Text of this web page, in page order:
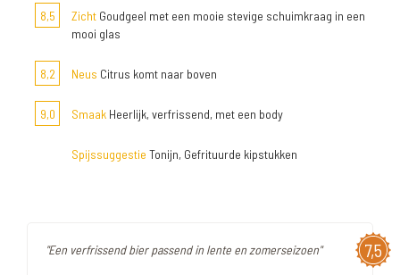
8,5
Zicht Goudgeel met een mooie stevige schuimkraag in een
mooi glas
8,2 Neus Citrus komt naar boven
9,0 Smaak Heerlijk, verfrissend, met een body
Spijssuggestie Tonijn, Gefrituurde kipstukken
7,5
"Een verfrissend bier passend in lente en zomerseizoen"